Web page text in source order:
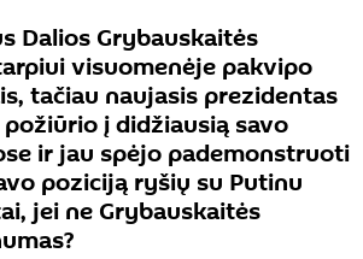
Dalios Grybauskaitės
visuomenėje pakvipo
tačiau naujasis prezidentas
į didžiausią savo
ir jau spėjo pademonstruoti
poziciją ryšių su Putinu
jei ne Grybauskaitės